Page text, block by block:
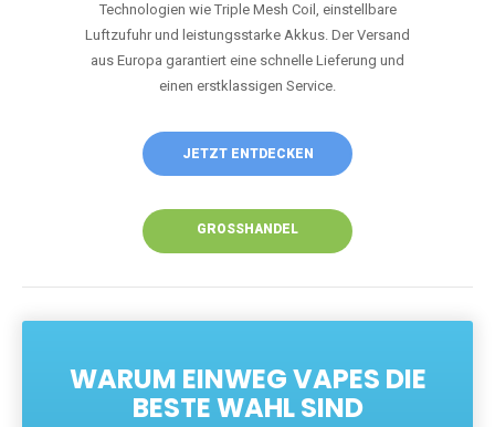
Technologien wie Triple Mesh Coil, einstellbare
Luftzufuhr und leistungsstarke Akkus. Der Versand
aus Europa garantiert eine schnelle Lieferung und
einen erstklassigen Service.
JETZT ENTDECKEN
GROSSHANDEL
WARUM EINWEG VAPES DIE
BESTE WAHL SIND